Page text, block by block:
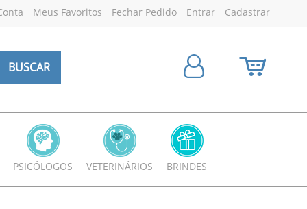
Cadastrar
Entrar
Fechar Pedido
Meus Favoritos
BUSCAR
PSICÓLOGOS VETERINÁRIOS BRINDES